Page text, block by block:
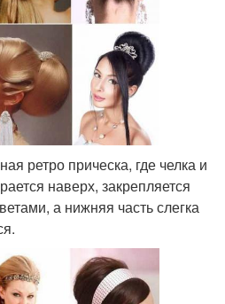
ретро прическа, где челка и
наверх, закрепляется
а нижняя часть слегка